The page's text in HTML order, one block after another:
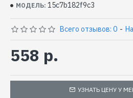
МОДЕЛЬ: 15c7b182f9c3
Всего отзывов: 0 -
558 р.
УЗНАТЬ ЦЕНУ У